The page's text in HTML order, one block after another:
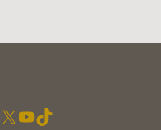
X YouTube TikTok